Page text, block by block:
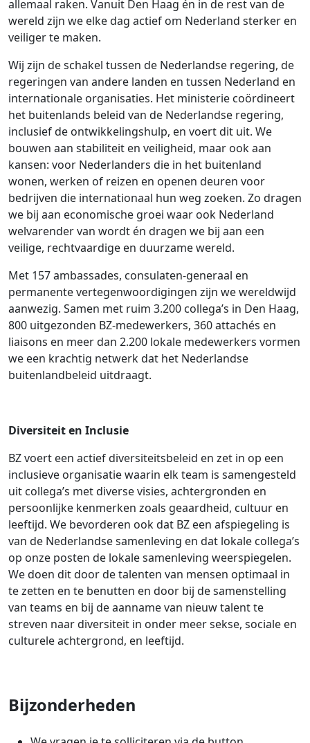
allemaal raken. Vanuit Den Haag én in de rest van de
wereld zijn we elke dag actief om Nederland sterker en
veiliger te maken.
Wij zijn de schakel tussen de Nederlandse regering, de
regeringen van andere landen en tussen Nederland en
internationale organisaties. Het ministerie coördineert
het buitenlands beleid van de Nederlandse regering,
inclusief de ontwikkelingshulp, en voert dit uit. We
bouwen aan stabiliteit en veiligheid, maar ook aan
kansen: voor Nederlanders die in het buitenland
wonen, werken of reizen en openen deuren voor
bedrijven die internationaal hun weg zoeken. Zo dragen
we bij aan economische groei waar ook Nederland
welvarender van wordt én dragen we bij aan een
veilige, rechtvaardige en duurzame wereld.
Met 157 ambassades, consulaten-generaal en
permanente vertegenwoordigingen zijn we wereldwijd
aanwezig. Samen met ruim 3.200 collega’s in Den Haag,
800 uitgezonden BZ-medewerkers, 360 attachés en
liaisons en meer dan 2.200 lokale medewerkers vormen
we een krachtig netwerk dat het Nederlandse
buitenlandbeleid uitdraagt.
Diversiteit en Inclusie
BZ voert een actief diversiteitsbeleid en zet in op een
inclusieve organisatie waarin elk team is samengesteld
uit collega’s met diverse visies, achtergronden en
persoonlijke kenmerken zoals geaardheid, cultuur en
leeftijd. We bevorderen ook dat BZ een afspiegeling is
van de Nederlandse samenleving en dat lokale collega’s
op onze posten de lokale samenleving weerspiegelen.
We doen dit door de talenten van mensen optimaal in
te zetten en te benutten en door bij de samenstelling
van teams en bij de aanname van nieuw talent te
streven naar diversiteit in onder meer sekse, sociale en
culturele achtergrond, en leeftijd.
Bijzonderheden